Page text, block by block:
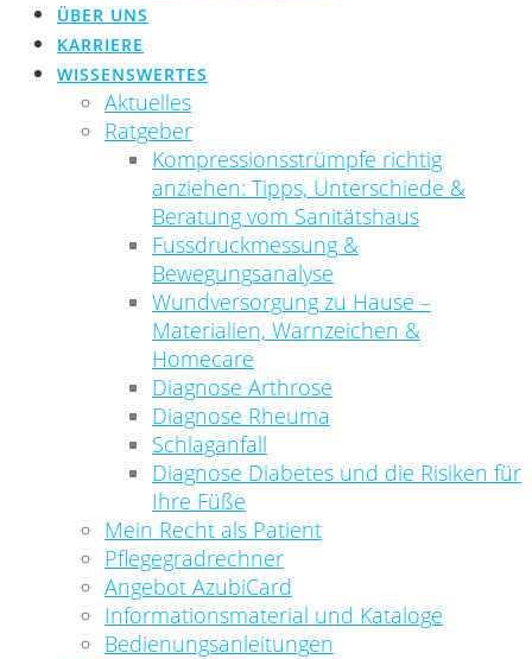
ÜBER UNS
KARRIERE
WISSENSWERTES
Aktuelles
Ratgeber
Kompressionsstrümpfe richtig
anziehen: Tipps, Unterschiede &
Beratung vom Sanitätshaus
Fussdruckmessung &
Bewegungsanalyse
Wundversorgung zu Hause –
Materialien, Warnzeichen &
Homecare
Diagnose Arthrose
Diagnose Rheuma
Schlaganfall
Diagnose Diabetes und die Risiken für
Ihre Füße
Mein Recht als Patient
Pflegegradrechner
Angebot AzubiCard
Informationsmaterial und Kataloge
Bedienungsanleitungen